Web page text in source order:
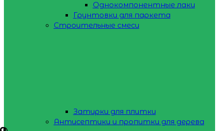
Однокомпонентные лаки
Грунтовки для паркета
Строительные смеси
Затирки для плитки
Антисептики и пропитки для дерева